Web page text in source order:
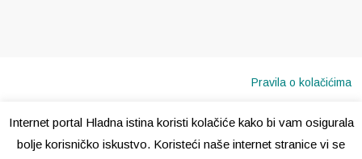
Pravila o kolačićima
Internet portal Hladna istina koristi kolačiće kako bi vam osigurala
bolje korisničko iskustvo. Koristeći naše internet stranice vi se
Copyright © 2020 · Sva prava pridržana · Hladna Istina